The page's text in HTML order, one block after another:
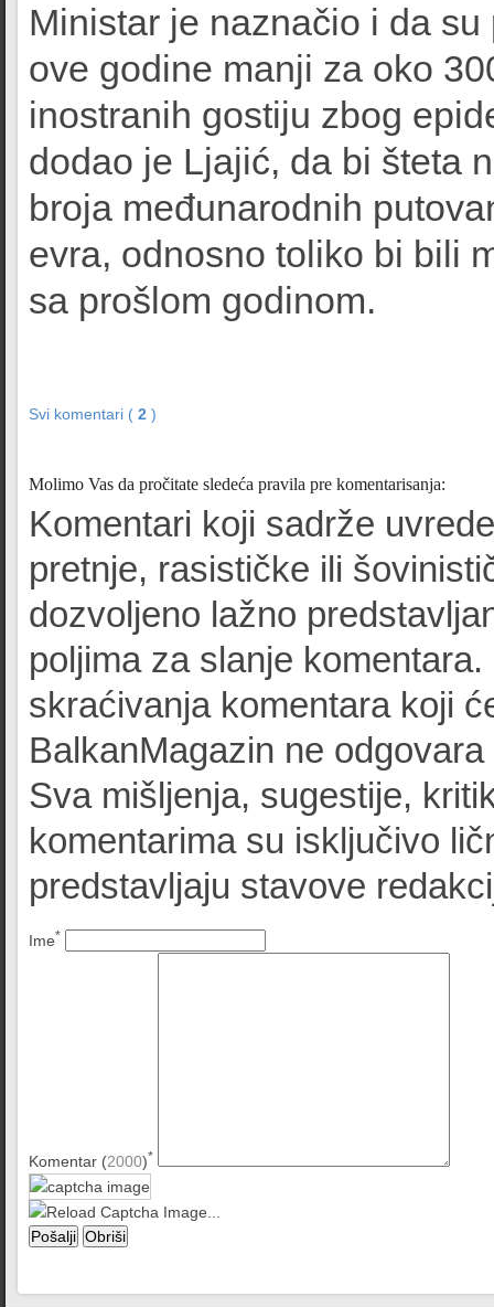
Ministar je naznačio i da
ove godine manji za oko
inostranih gostiju zbog
dodao je Ljajić, da bi šteta
broja međunarodnih
evra, odnosno toliko bi bili
sa prošlom godinom.
Svi komentari ( 2 )
Molimo Vas da pročitate sledeća pravila pre komentarisanja:
Komentari koji sadrže
pretnje, rasističke ili
dozvoljeno lažno
poljima za slanje
skraćivanja komentara koji
BalkanMagazin ne
Sva mišljenja, sugestije,
komentarima su isključivo
predstavljaju stavove
Ime*
Komentar (2000)*